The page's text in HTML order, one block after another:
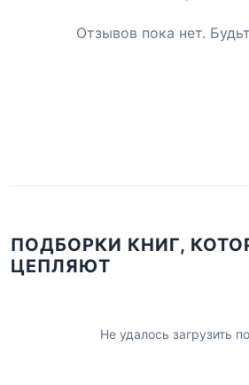
Отзывов пока нет.
ПОДБОРКИ КНИГ,
ЦЕПЛЯЮТ
Не удалось загрузить